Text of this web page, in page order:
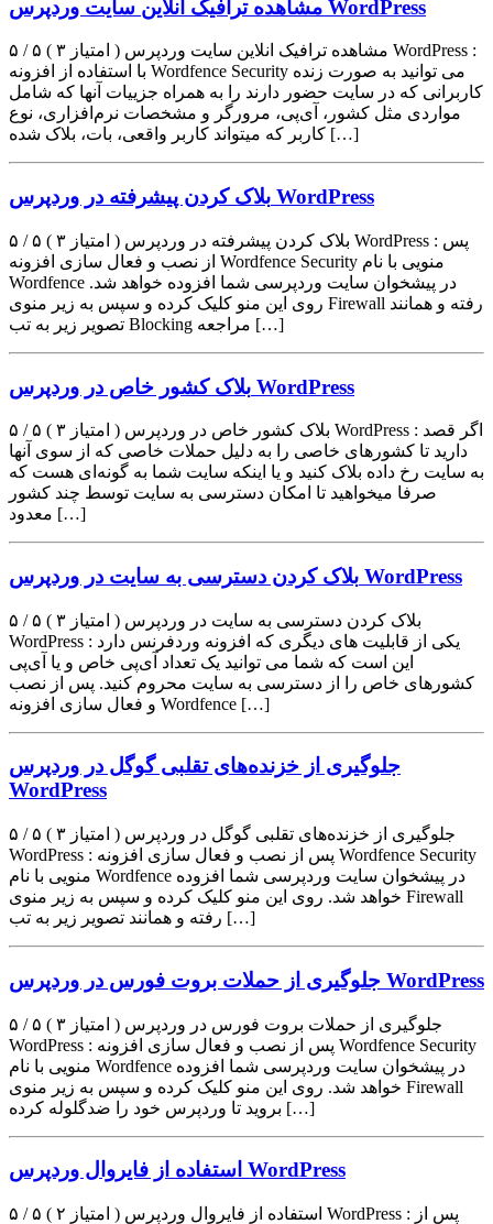
مشاهده ترافیک انلاین سایت وردپرس WordPress
۵ / ۵ ( ۳ امتیاز ) مشاهده ترافیک انلاین سایت وردپرس WordPress :
با استفاده از افزونه Wordfence Security می توانید به صورت زنده
کاربرانی که در سایت حضور دارند را به همراه جزییات آنها که شامل
مواردی مثل کشور، آی‌پی، مرورگر و مشخصات نرم‌افزاری، نوع
کاربر که میتواند کاربر واقعی، بات، بلاک شده […]
بلاک کردن پیشرفته در وردپرس WordPress
۵ / ۵ ( ۳ امتیاز ) بلاک کردن پیشرفته در وردپرس WordPress : پس
از نصب و فعال سازی افزونه Wordfence Security منویی با نام
Wordfence در پیشخوان سایت وردپرسی شما افزوده خواهد شد.
روی این منو کلیک کرده و سپس به زیر منوی Firewall رفته و همانند
تصویر زیر به تب Blocking مراجعه […]
بلاک کشور خاص در وردپرس WordPress
۵ / ۵ ( ۳ امتیاز ) بلاک کشور خاص در وردپرس WordPress : اگر قصد
دارید تا کشورهای خاصی را به دلیل حملات خاصی که از سوی آنها
به سایت رخ داده بلاک کنید و یا اینکه سایت شما به گونه‌ای هست که
صرفا میخواهید تا امکان دسترسی به سایت توسط چند کشور
معدود […]
بلاک کردن دسترسی به سایت در وردپرس WordPress
۵ / ۵ ( ۳ امتیاز ) بلاک کردن دسترسی به سایت در وردپرس
WordPress : یکی از قابلیت های دیگری که افزونه وردفرنس دارد
این است که شما می توانید یک تعداد آی‌پی خاص و یا آی‌پی
کشورهای خاص را از دسترسی به سایت محروم کنید. پس از نصب
و فعال سازی افزونه Wordfence […]
جلوگیری از خزنده‌های تقلبی گوگل در وردپرس
WordPress
۵ / ۵ ( ۳ امتیاز ) جلوگیری از خزنده‌های تقلبی گوگل در وردپرس
WordPress : پس از نصب و فعال سازی افزونه Wordfence Security
منویی با نام Wordfence در پیشخوان سایت وردپرسی شما افزوده
خواهد شد. روی این منو کلیک کرده و سپس به زیر منوی Firewall
رفته و همانند تصویر زیر به تب […]
جلوگیری از حملات بروت فورس در وردپرس WordPress
۵ / ۵ ( ۳ امتیاز ) جلوگیری از حملات بروت فورس در وردپرس
WordPress : پس از نصب و فعال سازی افزونه Wordfence Security
منویی با نام Wordfence در پیشخوان سایت وردپرسی شما افزوده
خواهد شد. روی این منو کلیک کرده و سپس به زیر منوی Firewall
بروید تا وردپرس خود را ضدگلوله کرده […]
استفاده از فایروال وردپرس WordPress
۵ / ۵ ( ۲ امتیاز ) استفاده از فایروال وردپرس WordPress : پس از